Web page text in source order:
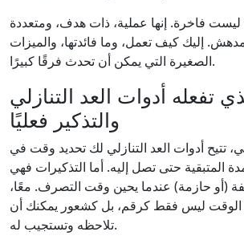
ليست فاخرة. إنها عملية، ذات هدف، ومتعددة
إليك كيف تعمل، وما فائدتها، والميزات
الصغيرة التي يمكن أن تحدث فرقًا كبيرًا.
تفعله أدوات العد التنازلي
والتذكير فعليًا
أدوات العد التنازلي لك تحديد وقت في
المتبقية حتى تصل إليه. أما التذكيرات فهي
(أو حازمة) عندما يحين وقت التصرف. معًا،
الوقت ليس فقط كرقم، بل كشعور يمكنك أن
تلاحظه وتستجيب له.